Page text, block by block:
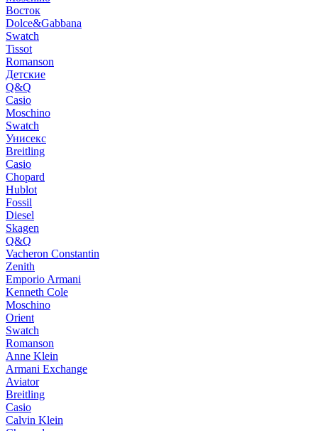
Восток
Dolce&Gabbana
Swatch
Tissot
Romanson
Детские
Q&Q
Casio
Moschino
Swatch
Унисекс
Breitling
Casio
Chopard
Hublot
Fossil
Diesel
Skagen
Q&Q
Vacheron Constantin
Zenith
Emporio Armani
Kenneth Cole
Moschino
Orient
Swatch
Romanson
Anne Klein
Armani Exchange
Aviator
Breitling
Casio
Calvin Klein